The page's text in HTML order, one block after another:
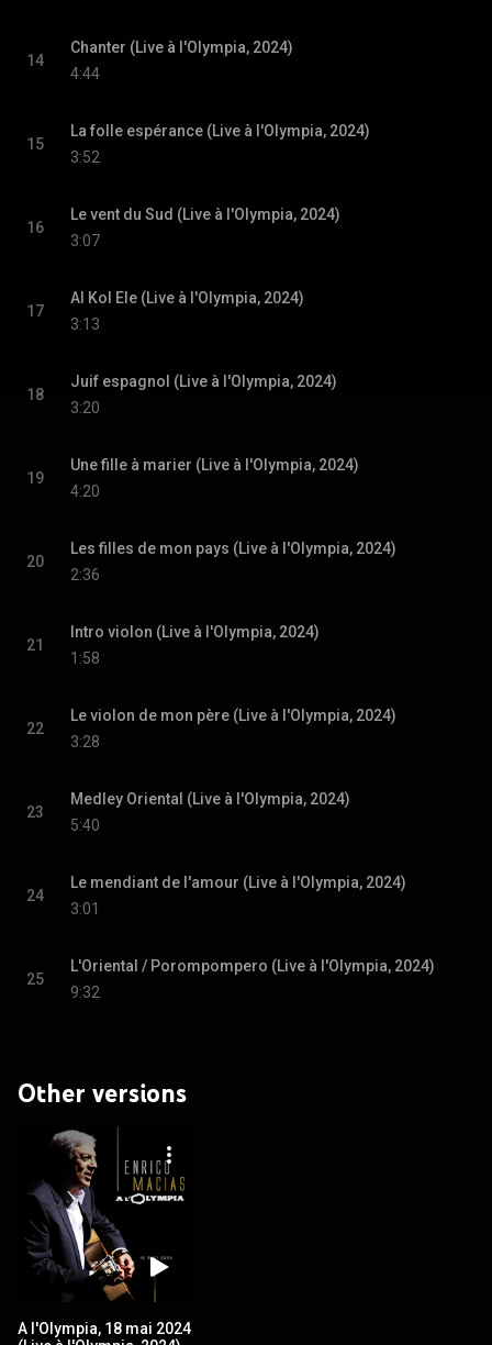
14
Chanter (Live à l'Olympia, 2024)
4:44
15
La folle espérance (Live à l'Olympia, 2024)
3:52
16
Le vent du Sud (Live à l'Olympia, 2024)
3:07
17
Al Kol Ele (Live à l'Olympia, 2024)
3:13
18
Juif espagnol (Live à l'Olympia, 2024)
3:20
19
Une fille à marier (Live à l'Olympia, 2024)
4:20
20
Les filles de mon pays (Live à l'Olympia, 2024)
2:36
21
Intro violon (Live à l'Olympia, 2024)
1:58
22
Le violon de mon père (Live à l'Olympia, 2024)
3:28
23
Medley Oriental (Live à l'Olympia, 2024)
5:40
24
Le mendiant de l'amour (Live à l'Olympia, 2024)
3:01
25
L'Oriental / Porompompero (Live à l'Olympia, 2024)
9:32
Other versions
A l'Olympia, 18 mai 2024